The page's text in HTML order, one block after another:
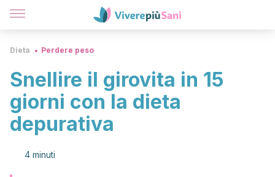
Dieta Perdere peso
Snellire il girovita in 15
giorni con la dieta
depurativa
4 minuti